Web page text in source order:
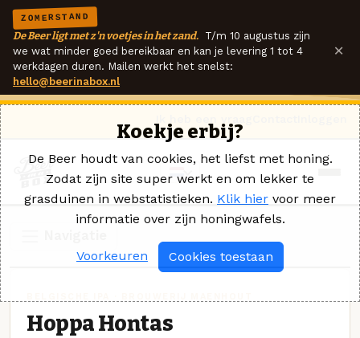
ZOMERSTAND
De Beer ligt met z'n voetjes in het zand. T/m 10 augustus zijn
we wat minder goed bereikbaar en kan je levering 1 tot 4
werkdagen duren. Mailen werkt het snelst:
hello@beerinabox.nl
×
Hoppa Hontas
Koekje erbij?
De Beer houdt van cookies, het liefst met honing.
Zodat zijn site super werkt en om lekker te
grasduinen in webstatistieken. Klik hier voor meer
informatie over zijn honingwafels.
Voorkeuren Cookies toestaan